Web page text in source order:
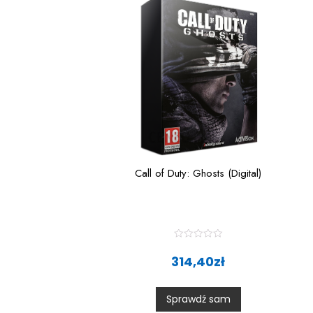
Call of Duty: Ghosts (Digital)
a
t
0
o
u
314,40zł
Sprawdź sam